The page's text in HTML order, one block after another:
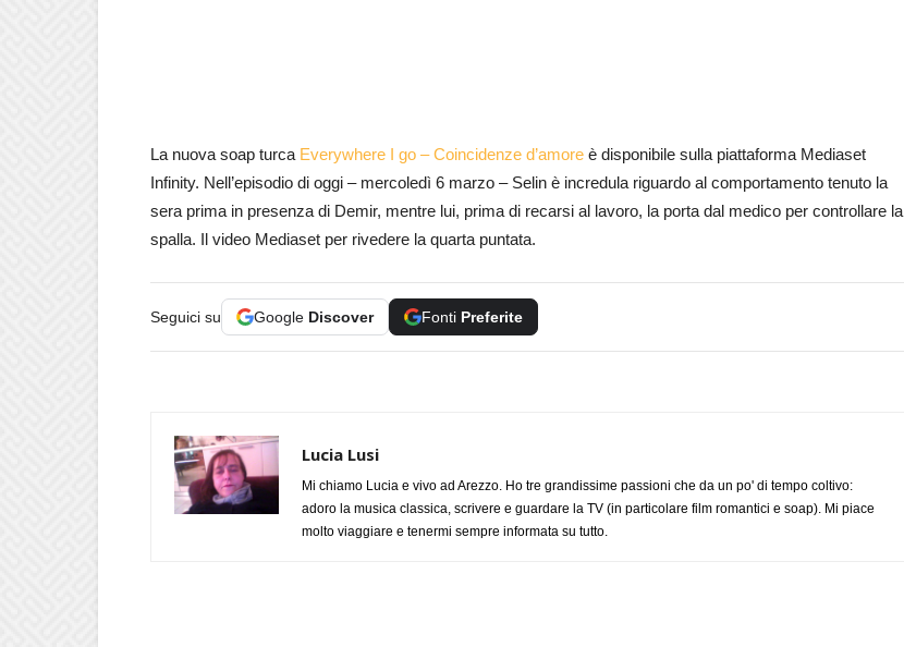
La nuova soap turca Everywhere I go – Coincidenze d’amore è disponibile sulla piattaforma Mediaset
Infinity. Nell’episodio di oggi – mercoledì 6 marzo – Selin è incredula riguardo al comportamento tenuto la
sera prima in presenza di Demir, mentre lui, prima di recarsi al lavoro, la porta dal medico per controllare la
spalla. Il video Mediaset per rivedere la quarta puntata.
Seguici su Google Discover Fonti Preferite
Lucia Lusi
Mi chiamo Lucia e vivo ad Arezzo. Ho tre grandissime passioni che da un po' di tempo coltivo:
adoro la musica classica, scrivere e guardare la TV (in particolare film romantici e soap). Mi piace
molto viaggiare e tenermi sempre informata su tutto.